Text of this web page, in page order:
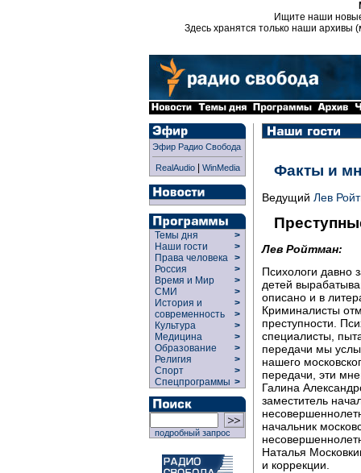
Ищите наши
Здесь хранятся только наши архивы
Эфир Радио Свобода
RealAudio| WinMedia
Темы дня
>
Наши гости
>
Права человека >
Россия
>
Время и Мир
>
СМИ
>
История и
современность
>
>
Культура
>
Медицина
>
Образование
>
Религия
>
Спорт
>
Спецпрограммы >
подробный запрос
Факты и
Ведущий Лев
Лев Ройтман:
Психологи давно
детей
описано и в
Криминалисты
преступности.
специалисты,
передачи мы
нашего
передачи, эти
Галина
заместитель
начальник
Наталья
и коррекции.